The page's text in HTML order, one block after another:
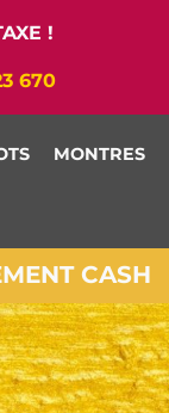
!
670
MONTRES
CASH